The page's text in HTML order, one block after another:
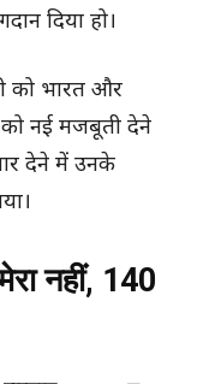
दिया हो।
को भारत और
को नई मजबूती देने
देने में उनके
नहीं, 140